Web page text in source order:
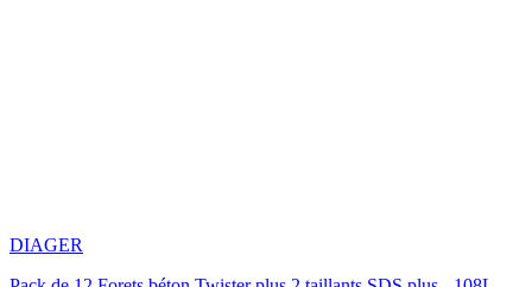
DIAGER